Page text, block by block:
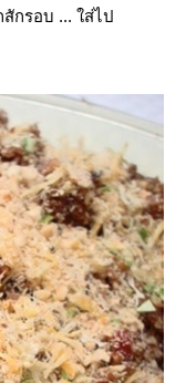
สักรอบ ... ใส่ไป